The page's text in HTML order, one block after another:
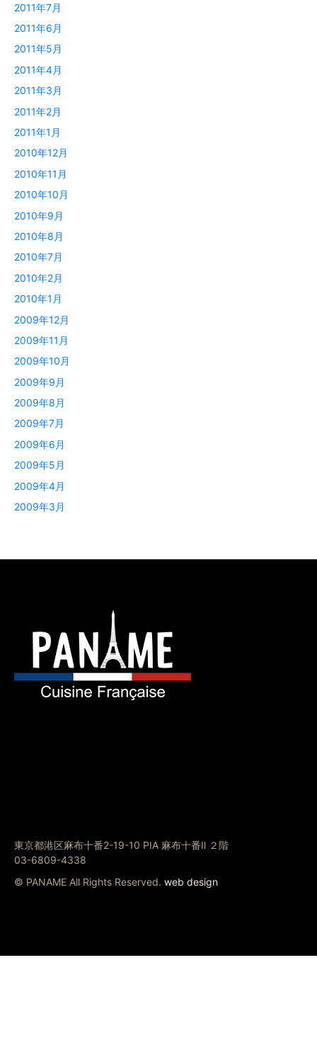
2011年7月
2011年6月
2011年5月
2011年4月
2011年3月
2011年2月
2011年1月
2010年12月
2010年11月
2010年10月
2010年9月
2010年8月
2010年7月
2010年2月
2010年1月
2009年12月
2009年11月
2009年10月
2009年9月
2009年8月
2009年7月
2009年6月
2009年5月
2009年4月
2009年3月
東京都港区麻布十番2-19-10 PIA 麻布十番Ⅱ ２階
03-6809-4338
© PANAME All Rights Reserved. web design